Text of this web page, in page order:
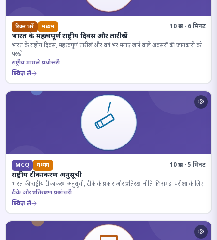
रिक्त भरें मध्यम 10 प्रश्न · 6 मिनट
भारत के महत्वपूर्ण राष्ट्रीय दिवस और तारीखें
भारत के राष्ट्रीय दिवस, महत्वपूर्ण तारीखें और वर्ष भर मनाए जाने वाले अवसरों की जानकारी को
परखें।
राष्ट्रीय मामले प्रश्नोत्तरी
क्विज़ लें
MCQ मध्यम 10 प्रश्न · 5 मिनट
राष्ट्रीय टीकाकरण अनुसूची
भारत की राष्ट्रीय टीकाकरण अनुसूची, टीके के प्रकार और प्रतिरक्षा नीति की समझ परीक्षा के लिए।
टीके और प्रतिरक्षण प्रश्नोत्तरी
क्विज़ लें